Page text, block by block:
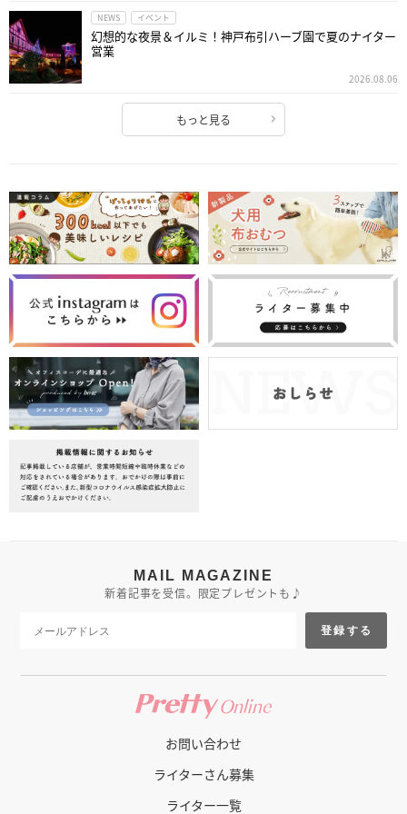
NEWS イベント
幻想的な夜景＆イルミ！神戸布引ハーブ園で夏のナイター
営業
2026.08.06
もっと見る
MAIL MAGAZINE
新着記事を受信。限定プレゼントも♪
登録する
お問い合わせ
ライターさん募集
ライター一覧